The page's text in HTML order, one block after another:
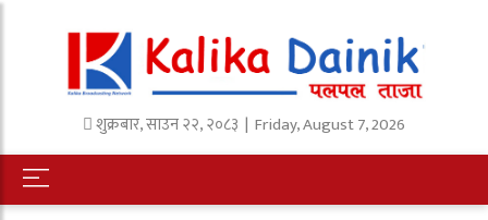
शुक्रबार,साउन२२,२०८३ | Friday, August 7, 2026